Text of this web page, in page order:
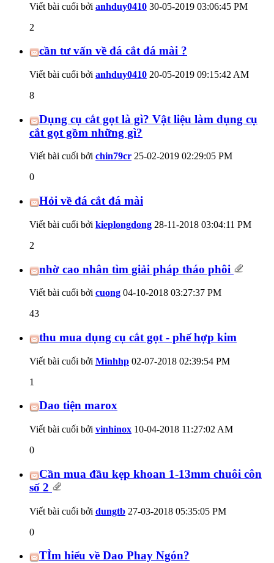
Viết bài cuối bởi anhduy0410 30-05-2019 03:06:45 PM
2
cần tư vấn về đá cắt đá mài ?
Viết bài cuối bởi anhduy0410 20-05-2019 09:15:42 AM
8
Dụng cụ cắt gọt là gì? Vật liệu làm dụng cụ
cắt gọt gồm những gì?
Viết bài cuối bởi chin79cr 25-02-2019 02:29:05 PM
0
Hỏi về đá cắt đá mài
Viết bài cuối bởi kieplongdong 28-11-2018 03:04:11 PM
2
nhờ cao nhân tìm giải pháp tháo phôi
Viết bài cuối bởi cuong 04-10-2018 03:27:37 PM
43
thu mua dụng cụ cắt gọt - phế hợp kim
Viết bài cuối bởi Minhhp 02-07-2018 02:39:54 PM
1
Dao tiện marox
Viết bài cuối bởi vinhinox 10-04-2018 11:27:02 AM
0
Cần mua đầu kẹp khoan 1-13mm chuôi côn
số 2
Viết bài cuối bởi dungtb 27-03-2018 05:35:05 PM
0
TÌm hiểu về Dao Phay Ngón?